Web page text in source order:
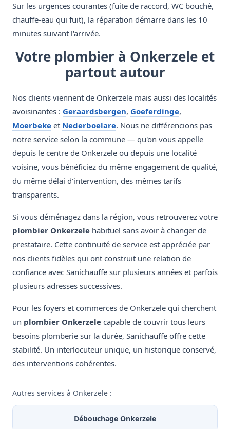
Sur les urgences courantes (fuite de raccord, WC bouché,
chauffe-eau qui fuit), la réparation démarre dans les 10
minutes suivant l'arrivée.
Votre plombier à Onkerzele et
partout autour
Nos clients viennent de Onkerzele mais aussi des localités
avoisinantes : Geraardsbergen, Goeferdinge,
Moerbeke et Nederboelare. Nous ne différencions pas
notre service selon la commune — qu'on vous appelle
depuis le centre de Onkerzele ou depuis une localité
voisine, vous bénéficiez du même engagement de qualité,
du même délai d'intervention, des mêmes tarifs
transparents.
Si vous déménagez dans la région, vous retrouverez votre
plombier Onkerzele habituel sans avoir à changer de
prestataire. Cette continuité de service est appréciée par
nos clients fidèles qui ont construit une relation de
confiance avec Sanichauffe sur plusieurs années et parfois
plusieurs adresses successives.
Pour les foyers et commerces de Onkerzele qui cherchent
un plombier Onkerzele capable de couvrir tous leurs
besoins plomberie sur la durée, Sanichauffe offre cette
stabilité. Un interlocuteur unique, un historique conservé,
des interventions cohérentes.
Autres services à Onkerzele :
Débouchage Onkerzele